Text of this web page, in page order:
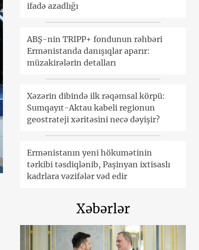
ifadə azadlığı
ABŞ-nin TRIPP+ fondunun rəhbəri
Ermənistanda danışıqlar aparır:
müzakirələrin detalları
Xəzərin dibində ilk rəqəmsal körpü:
Sumqayıt-Aktau kabeli regionun
geostrateji xəritəsini necə dəyişir?
Ermənistanın yeni hökumətinin
tərkibi təsdiqlənib, Paşinyan ixtisaslı
kadrlara vəzifələr vəd edir
Xəbərlər